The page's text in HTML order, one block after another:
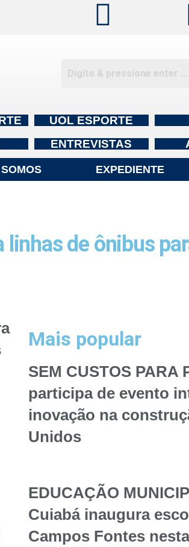
UOL ESPORTE
ENTREVISTAS
EXPEDIENTE
de ônibus
Mais popular
SEM CUSTOS PARA
participa de evento
inovação na
Unidos
EDUCAÇÃO
Cuiabá inaugura
Campos Fontes